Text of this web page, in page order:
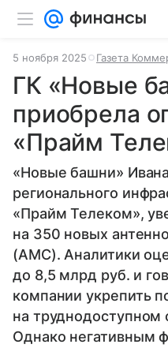
5 ноября 2025 Газета
ГК «Новые
приобрела
«Прайм
«Новые башни»
регионального
«Прайм Телеком»,
на 350 новых
(АМС). Аналитики
до 8,5 млрд руб. и
компании укрепить
на
Однако негативным